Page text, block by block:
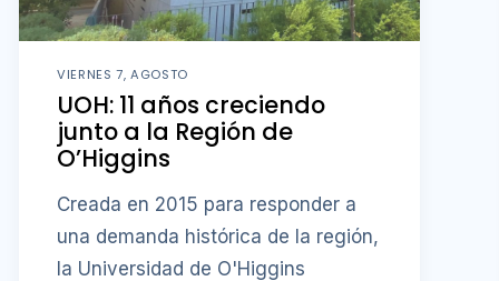
VIERNES 7, AGOSTO
UOH: 11 años creciendo
junto a la Región de
O’Higgins
Creada en 2015 para responder a
una demanda histórica de la región,
la Universidad de O'Higgins